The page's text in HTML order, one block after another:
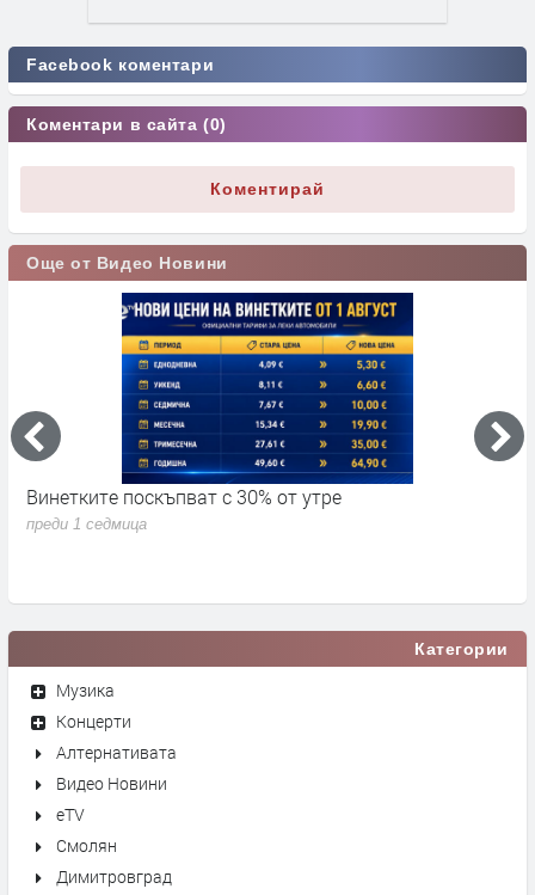
Facebook коментари
Коментари в сайта (0)
Коментирай
Още от Видео Новини
Винетките поскъпват с 30% от утре
преди 1 седмица
Категории
Музика
Концерти
Алтернативата
Видео Новини
eTV
Смолян
Димитровград